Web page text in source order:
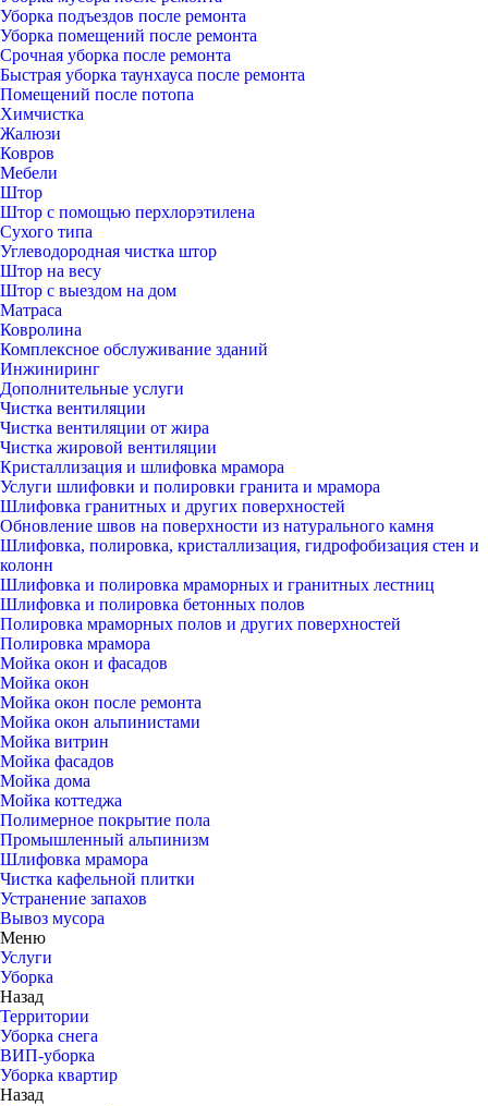
Уборка подъездов после ремонта
Уборка помещений после ремонта
Срочная уборка после ремонта
Быстрая уборка таунхауса после ремонта
Помещений после потопа
Химчистка
Жалюзи
Ковров
Мебели
Штор
Штор с помощью перхлорэтилена
Сухого типа
Углеводородная чистка штор
Штор на весу
Штор с выездом на дом
Матраса
Ковролина
Комплексное обслуживание зданий
Инжиниринг
Дополнительные услуги
Чистка вентиляции
Чистка вентиляции от жира
Чистка жировой вентиляции
Кристаллизация и шлифовка мрамора
Услуги шлифовки и полировки гранита и мрамора
Шлифовка гранитных и других поверхностей
Обновление швов на поверхности из натурального камня
Шлифовка, полировка, кристаллизация, гидрофобизация стен и
колонн
Шлифовка и полировка мраморных и гранитных лестниц
Шлифовка и полировка бетонных полов
Полировка мраморных полов и других поверхностей
Полировка мрамора
Мойка окон и фасадов
Мойка окон
Мойка окон после ремонта
Мойка окон альпинистами
Мойка витрин
Мойка фасадов
Мойка дома
Мойка коттеджа
Полимерное покрытие пола
Промышленный альпинизм
Шлифовка мрамора
Чистка кафельной плитки
Устранение запахов
Вывоз мусора
Меню
Услуги
Уборка
Назад
Территории
Уборка снега
ВИП-уборка
Уборка квартир
Назад